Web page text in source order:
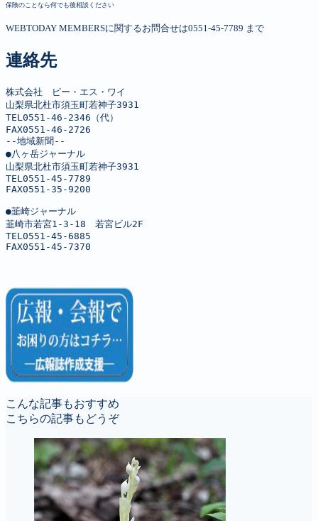
保険のことなら何でも後相談ください
WEBTODAY MEMBERSに関するお問合せは0551-45-7789 まで
連絡先
株式会社　ピー・エス・ワイ
山梨県北杜市須玉町若神子3931
TEL0551-46-2346（代）
FAX0551-46-2726
--地域新聞--
●八ヶ岳ジャーナル
山梨県北杜市須玉町若神子3931
TEL0551-45-7789
FAX0551-35-9200
●韮崎ジャーナル
韮崎市若宮1-3-18　若宮ビル2F
TEL0551-45-6885
FAX0551-45-7370
こんな記事もおすすめ
こちらの記事もどうぞ